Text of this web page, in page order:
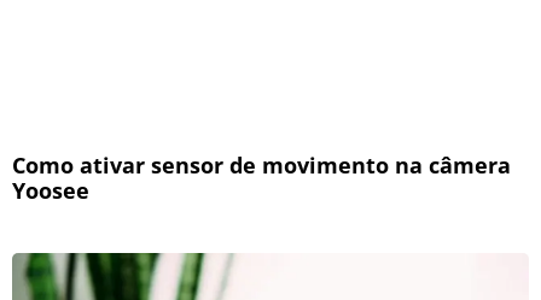
Como ativar sensor de movimento na câmera
Yoosee